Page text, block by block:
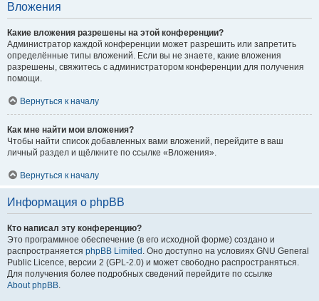
Вложения
Какие вложения разрешены на этой конференции?
Администратор каждой конференции может разрешить или запретить
определённые типы вложений. Если вы не знаете, какие вложения
разрешены, свяжитесь с администратором конференции для получения
помощи.
Вернуться к началу
Как мне найти мои вложения?
Чтобы найти список добавленных вами вложений, перейдите в ваш
личный раздел и щёлкните по ссылке «Вложения».
Вернуться к началу
Информация о phpBB
Кто написал эту конференцию?
Это программное обеспечение (в его исходной форме) создано и
распространяется phpBB Limited . Оно доступно на условиях GNU General
Public Licence, версии 2 (GPL-2.0) и может свободно распространяться.
Для получения более подробных сведений перейдите по ссылке
About phpBB.